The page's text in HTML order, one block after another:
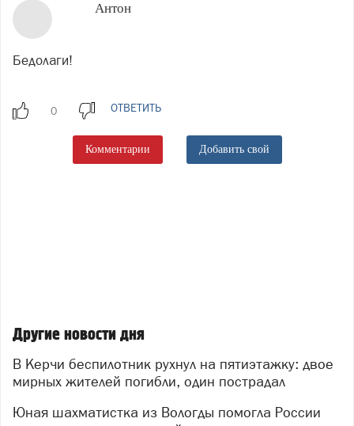
Антон
Бедолаги!
ОТВЕТИТЬ
Комментарии Добавить свой
Другие новости дня
В Керчи беспилотник рухнул на пятиэтажку: двое
мирных жителей погибли, один пострадал
Юная шахматистка из Вологды помогла России